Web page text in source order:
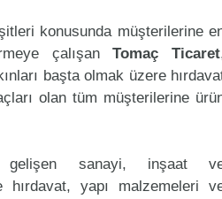
konusunda müşterilerine
çalışanTomaç Ticaret
başta olmak üzere
olan tüm müşterilerine
gelişen sanayi, inşaat
hırdavat, yapı malzemeleri